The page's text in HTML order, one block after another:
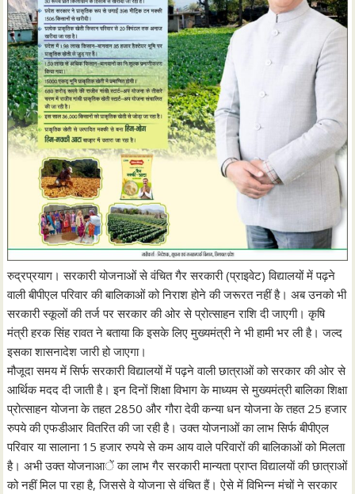
रुद्रप्रयाग। सरकारी योजनाओं से वंचित गैर सरकारी (प्राइवेट) विद्यालयों में पढ़ने
वाली बीपीएल परिवार की बालिकाओं को निराश होने की जरूरत नहीं है। अब उनको भी
सरकारी स्कूलों की तर्ज पर सरकार की ओर से प्रोत्साहन राशि दी जाएगी। कृषि
मंत्री हरक सिंह रावत ने बताया कि इसके लिए मुख्यमंत्री ने भी हामी भर ली है। जल्द
इसका शासनादेश जारी हो जाएगा।
मौजूदा समय में सिर्फ सरकारी विद्यालयों में पढ़ने वाली छात्राओं को सरकार की ओर से
आर्थिक मदद दी जाती है। इन दिनों शिक्षा विभाग के माध्यम से मुख्यमंत्री बालिका शिक्षा
प्रोत्साहन योजना के तहत 2850 और गौरा देवी कन्या धन योजना के तहत 25 हजार
रुपये की एफडीआर वितरित की जा रही है। उक्त योजनाओं का लाभ सिर्फ बीपीएल
परिवार या सालाना 15 हजार रुपये से कम आय वाले परिवारों की बालिकाओं को मिलता
है। अभी उक्त योजनाआें का लाभ गैर सरकारी मान्यता प्राप्त विद्यालयाें की छात्राओं
को नहीं मिल पा रहा है, जिससे वे योजना से वंचित हैं। ऐसे में विभिन्न मंचों ने सरकार